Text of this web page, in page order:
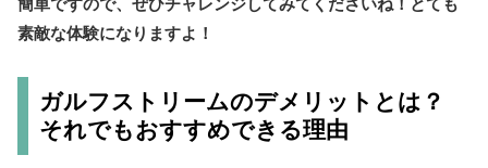
簡単ですので、ぜひチャレンジしてみてくださいね！とても
素敵な体験になりますよ！
ガルフストリームのデメリットとは？
それでもおすすめできる理由